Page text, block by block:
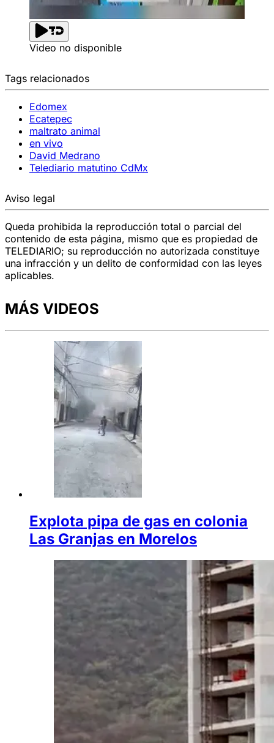
Video no disponible
Tags relacionados
Edomex
Ecatepec
maltrato animal
en vivo
David Medrano
Telediario matutino CdMx
Aviso legal
Queda prohibida la reproducción total o parcial del
contenido de esta página, mismo que es propiedad de
TELEDIARIO; su reproducción no autorizada constituye
una infracción y un delito de conformidad con las leyes
aplicables.
MÁS VIDEOS
Explota pipa de gas en colonia
Las Granjas en Morelos